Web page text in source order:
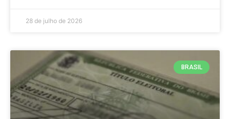
28 de julho de 2026
BRASIL